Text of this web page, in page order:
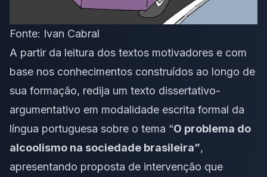
Fonte: Ivan Cabral
A partir da leitura dos textos motivadores e com
base nos conhecimentos construídos ao longo de
sua formação, redija um texto dissertativo-
argumentativo em modalidade escrita formal da
língua portuguesa sobre o tema “O problema do
alcoolismo na sociedade brasileira”,
apresentando proposta de intervenção que